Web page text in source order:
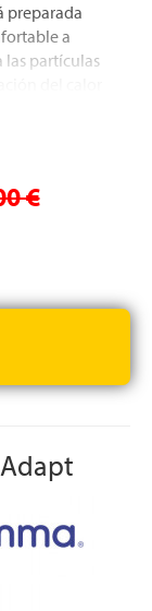
preparada
a
las partículas
en el interior
se puede
su lavado
la Península
€